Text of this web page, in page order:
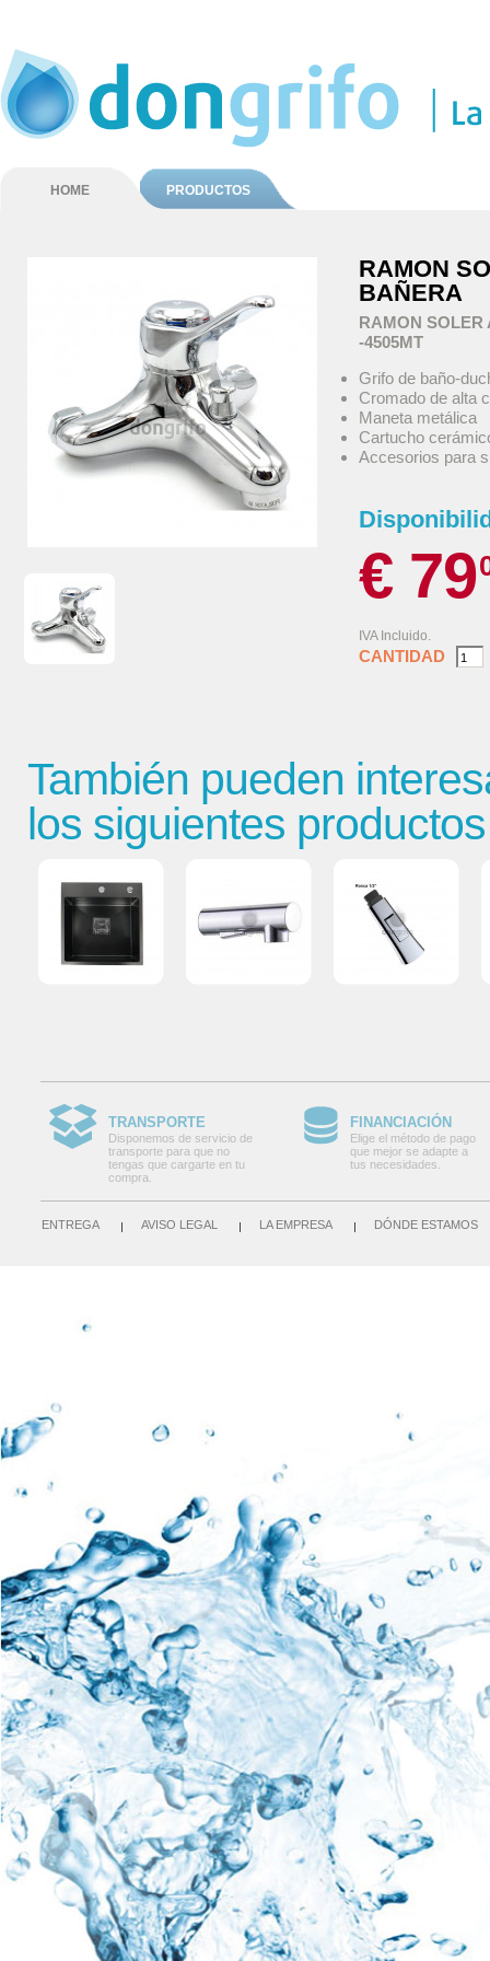
HOME PRODUCTOS
RAMON
BAÑERA
RAMON SOLER
-4505MT
Grifo de baño-
Cromado de alta
Maneta metálica
Cartucho
Accesorios para
€ 79
IVA Incluido.
CANTIDAD
También pueden
los siguientes productos
TRANSPORTE
Disponemos de servicio de
transporte para que no
tengas que cargarte en tu
compra.
FINANCIACIÓN
Elige el método de pago
que mejor se adapte a
tus necesidades.
ENTREGA AVISO LEGAL LA EMPRESA DÓNDE ESTAMOS